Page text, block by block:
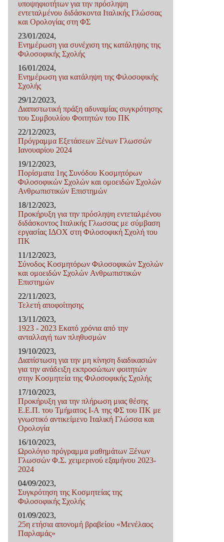
υποψηφιοτήτων για την πρόσληψη
εντεταλμένου διδάσκοντα Ιταλικής Γλώσσας
και Ορολογίας στη ΦΣ
23/01/2024,
Ενημέρωση για συνέχιση της κατάληψης της
Φιλοσοφικής Σχολής
16/01/2024,
Ενημέρωση για κατάληψη της Φιλοσοφικής
Σχολής
29/12/2023,
Διαπιστωτική πράξη αδυναμίας συγκρότησης
του Συμβουλίου Φοιτητών του ΠΚ
22/12/2023,
Πρόγραμμα Εξετάσεων Ξένων Γλωσσών
Ιανουαρίου 2024
19/12/2023,
Πορίσματα 1ης Συνόδου Κοσμητόρων
Φιλοσοφικών Σχολών και ομοειδών Σχολών
Ανθρωπιστικών Επιστημών
18/12/2023,
Προκήρυξη για την πρόσληψη εντεταλμένου
διδάσκοντος Ιταλικής Γλωσσας με σύμβαση
εργασίας ΙΔΟΧ στη Φιλοσοφική Σχολή του
ΠΚ
11/12/2023,
Σύνοδος Κοσμητόρων Φιλοσοφικών Σχολών
και ομοειδών Σχολών Ανθρωπιστικών
Επιστημών
22/11/2023,
Τελετή αποφοίτησης
13/11/2023,
1923 - 2023 Εκατό χρόνια από την
ανταλλαγή των πληθυσμών
19/10/2023,
Διαπίστωση για την μη κίνηση διαδικασιών
για την ανάδειξη εκπροσώπων φοιτητών
στην Κοσμητεία της Φιλοσοφικής Σχολής
17/10/2023,
Προκήρυξη για την πλήρωση μιας θέσης
Ε.E.Π. του Τμήματος I-Α της ΦΣ του ΠΚ με
γνωστικό αντικείμενο Ιταλική Γλώσσα και
Ορολογία
16/10/2023,
Ωρολόγιο πρόγραμμα μαθημάτων Ξένων
Γλωσσών Φ.Σ. χειμερινού εξαμήνου 2023-
2024
04/09/2023,
Συγκρότηση της Κοσμητείας της
Φιλοσοφικής Σχολής
01/09/2023,
25η ετήσια απονομή βραβείου «Μενέλαος
Παρλαμάς»